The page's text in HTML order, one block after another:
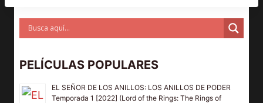
PELÍCULAS POPULARES
EL SEÑOR DE LOS ANILLOS: LOS ANILLOS DE PODER
Temporada 1 [2022] (Lord of the Rings: The Rings of